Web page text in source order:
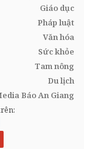
Giáo dục
Pháp luật
Văn hóa
Sức khỏe
Tam nông
Du lịch
Báo An Giang